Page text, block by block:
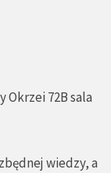
Okrzei 72B sala
wiedzy, a